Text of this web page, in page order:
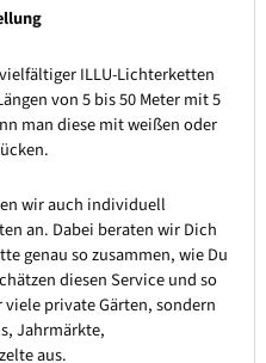
ILLU-Lichterketten
von 5 bis 50 Meter mit 5
man diese mit weißen oder
wir auch individuell
an. Dabei beraten wir Dich
genau so zusammen, wie Du
diesen Service und so
private Gärten, sondern
Jahrmärkte,
aus.